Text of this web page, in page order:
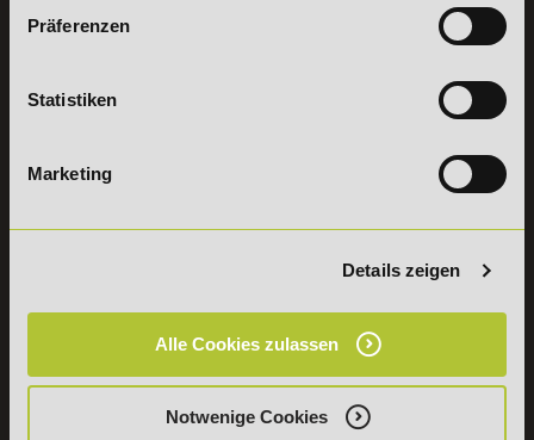
Präferenzen
Statistiken
Marketing
Details zeigen
Alle Cookies zulassen
Notwenige Cookies
Samstag: 9:00 - 15:00 Uhr
Vertrag
INFORMATIONEN
DeLSt
Studieninfos
Fördermöglichkeiten
Bildungsgutschein
IHK-
Digitales Lernen
Intelligenz
Marketing und